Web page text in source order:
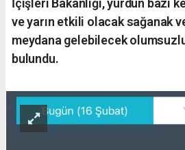
İçişleri Bakanlığı, yurdun bazı
ve yarın etkili olacak sağanak
meydana gelebilecek
bulundu.